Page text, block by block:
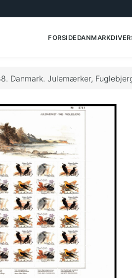
FORSIDEDANMARK
Danmark. Julemærker,